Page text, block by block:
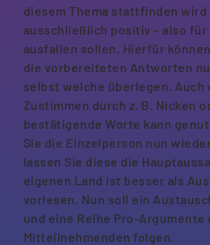
diesem Thema stattfinden
ausschließlich positiv – also für
ausfallen sollen. Hierfür
die vorbereiteten Antworten
selbst welche überlegen.
Zustimmen durch z. B. Nicken
bestätigende Worte kann
Sie die Einzelperson nun
lassen Sie diese die
eigenen Land ist besser als
vorlesen. Nun soll ein
und eine Reihe Pro-Argumente
Mitteilnehmenden folgen.